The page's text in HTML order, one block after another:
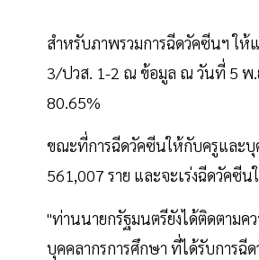
สำหรับภาพรวมการฉีดวัคซีนฯ ใ
3/ปวส. 1-2 ณ ข้อมูล ณ วันที่ 5 พ.
80.65%
ขณะที่การฉีดวัคซีนให้กับครูและบุ
561,007 ราย และจะเร่งฉีดวัคซี
"ท่านนายกรัฐมนตรียังได้ติดตามค
บุคคลากรการศึกษา ที่ได้รับการ